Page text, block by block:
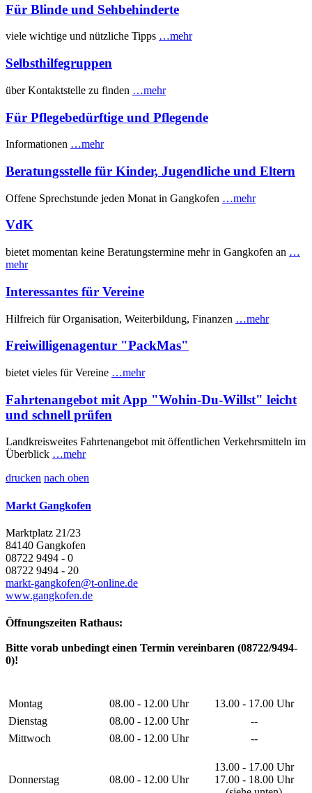
Für Blinde und Sehbehinderte
viele wichtige und nützliche Tipps …mehr
Selbsthilfegruppen
über Kontaktstelle zu finden …mehr
Für Pflegebedürftige und Pflegende
Informationen …mehr
Beratungsstelle für Kinder, Jugendliche und Eltern
Offene Sprechstunde jeden Monat in Gangkofen …mehr
VdK
bietet momentan keine Beratungstermine mehr in Gangkofen an …
mehr
Interessantes für Vereine
Hilfreich für Organisation, Weiterbildung, Finanzen …mehr
Freiwilligenagentur "PackMas"
bietet vieles für Vereine …mehr
Fahrtenangebot mit App "Wohin-Du-Willst" leicht
und schnell prüfen
Landkreisweites Fahrtenangebot mit öffentlichen Verkehrsmitteln im
Überblick …mehr
drucken nach oben
Markt Gangkofen
Marktplatz 21/23
84140 Gangkofen
08722 9494 - 0
08722 9494 - 20
markt-gangkofen@t-online.de
www.gangkofen.de
Öffnungszeiten Rathaus:
Bitte vorab unbedingt einen Termin vereinbaren (08722/9494-
0)!
Montag 08.00 - 12.00 Uhr
13.00 - 17.00 Uhr
Dienstag
08.00 - 12.00 Uhr
--
Mittwoch
08.00 - 12.00 Uhr --
Donnerstag 08.00 - 12.00 Uhr
13.00 - 17.00 Uhr
17.00 - 18.00 Uhr